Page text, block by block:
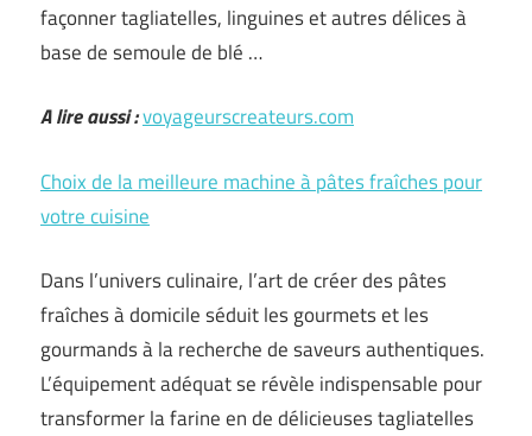
façonner tagliatelles, linguines et autres délices à
base de semoule de blé …
A lire aussi :voyageurscreateurs.com
Choix de la meilleure machine à pâtes fraîches pour
votre cuisine
Dans l’univers culinaire, l’art de créer des pâtes
fraîches à domicile séduit les gourmets et les
gourmands à la recherche de saveurs authentiques.
L’équipement adéquat se révèle indispensable pour
transformer la farine en de délicieuses tagliatelles